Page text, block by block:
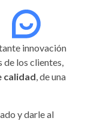
innovación
de los clientes,
calidad, de una
y darle al